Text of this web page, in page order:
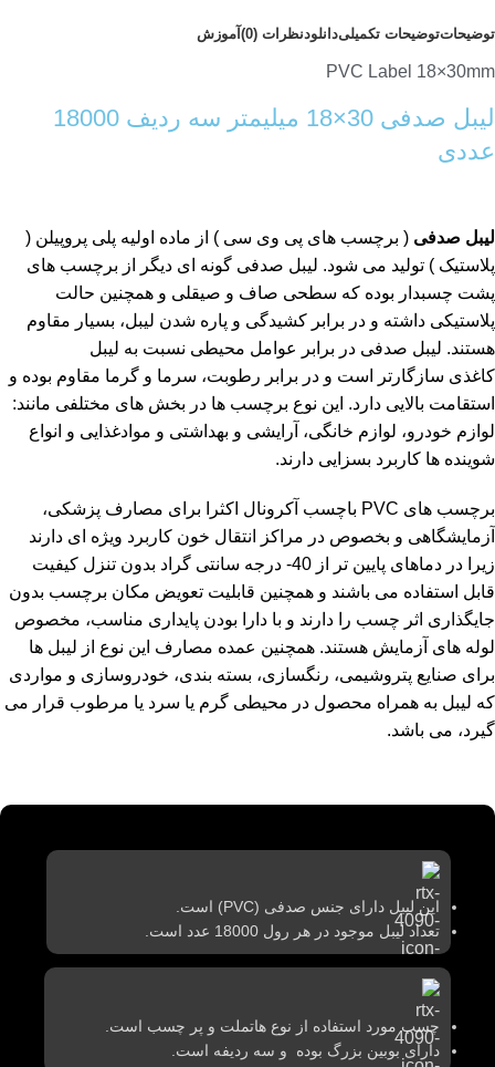
توضیحاتتوضیحات تکمیلیدانلودنظرات (0) آموزش
PVC Label 18×30mm
لیبل صدفی 30×18 میلیمتر سه ردیف 18000
عددی
لیبل صدفی ( برچسب های پی وی سی ) از ماده اولیه پلی پروپیلن (
پلاستیک ) تولید می شود. لیبل صدفی گونه ای دیگر از برچسب های
پشت چسبدار بوده که سطحی صاف و صیقلی و همچنین حالت
پلاستیکی داشته و در برابر کشیدگی و پاره شدن لیبل، بسیار مقاوم
هستند. لیبل صدفی در برابر عوامل محیطی نسبت به لیبل
کاغذی سازگارتر است و در برابر رطوبت، سرما و گرما مقاوم بوده و
استقامت بالایی دارد. این نوع برچسب ها در بخش های مختلفی مانند:
لوازم خودرو، لوازم خانگی، آرایشی و بهداشتی و موادغذایی و انواع
شوینده ها کاربرد بسزایی دارند.
برچسب های PVC باچسب آکرونال اکثرا برای مصارف پزشکی،
آزمایشگاهی و بخصوص در مراکز انتقال خون کاربرد ویژه ای دارند
زیرا در دماهای پایین تر از 40- درجه سانتی گراد بدون تنزل کیفیت
قابل استفاده می باشند و همچنین قابلیت تعویض مکان برچسب بدون
جایگذاری اثر چسب را دارند و با دارا بودن پایداری مناسب، مخصوص
لوله های آزمایش هستند. همچنین عمده مصارف این نوع از لیبل ها
برای صنایع پتروشیمی، رنگسازی، بسته بندی، خودروسازی و مواردی
که لیبل به همراه محصول در محیطی گرم یا سرد یا مرطوب قرار می
گیرد، می باشد.
این لیبل دارای جنس صدفی (PVC) است.
تعداد لیبل موجود در هر رول 18000 عدد است.
چسب مورد استفاده از نوع هاتملت و پر چسب است.
دارای بوبین بزرگ بوده و سه ردیفه است.